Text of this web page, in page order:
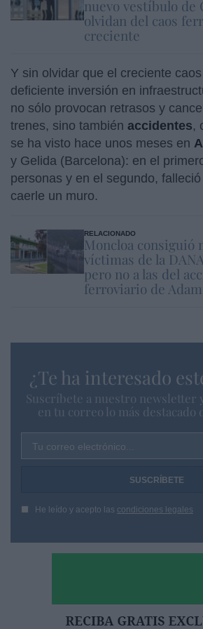
nuevo vestíbulo de
olvidan del caos
creciente
Y sin olvidar que el creciente
deficiente inversión en
no sólo provocan retrasos y
trenes, sino también accidentes,
se ha visto hace unos meses en
y Gelida (Barcelona): en el
personas y en el segundo,
caerle un muro.
RELACIONADO
Moncloa consiguió
víctimas de la
pero no a las del
ferroviario de
¿Te ha interesado
Suscríbete a nuestro newsletter
en tu correo lo más destacado
Tu correo electrónico...
He leído y acepto las condiciones legales